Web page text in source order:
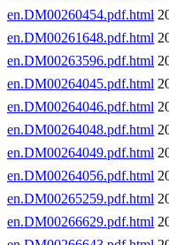
en.DM00260454.pdf.html
en.DM00261648.pdf.html
en.DM00263596.pdf.html
en.DM00264045.pdf.html
en.DM00264046.pdf.html
en.DM00264048.pdf.html
en.DM00264049.pdf.html
en.DM00264056.pdf.html
en.DM00265259.pdf.html
en.DM00266629.pdf.html